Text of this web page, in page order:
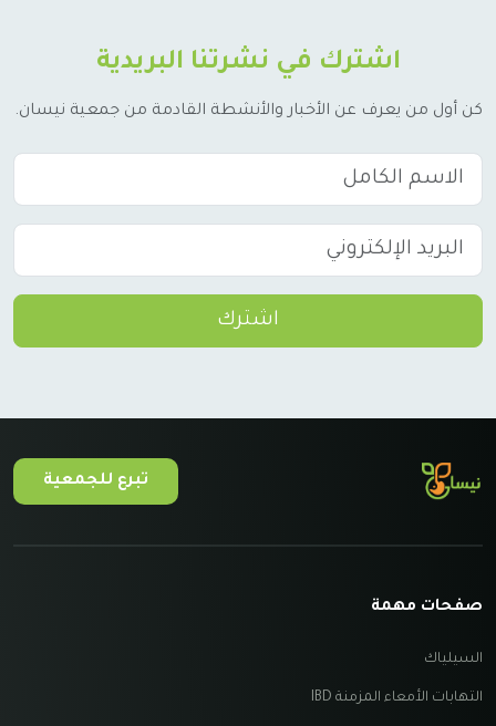
اشترك في نشرتنا البريدية
كن أول من يعرف عن الأخبار والأنشطة القادمة من جمعية نيسان.
اشترك
تبرع للجمعية
صفحات مهمة
السيلياك
التهابات الأمعاء المزمنة IBD